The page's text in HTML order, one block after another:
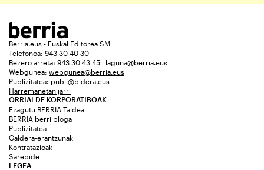
Berria.eus - Euskal Editorea SM
Telefonoa: 943 30 40 30
Bezero arreta: 943 30 43 45 | laguna@berria.eus
Webgunea: webgunea@berria.eus
Publizitatea: publi@bidera.eus
Harremanetan jarri
ORRIALDE KORPORATIBOAK
Ezagutu BERRIA Taldea
BERRIA berri bloga
Publizitatea
Galdera-erantzunak
Kontratazioak
Sarebide
LEGEA